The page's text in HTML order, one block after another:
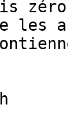
zéro
les